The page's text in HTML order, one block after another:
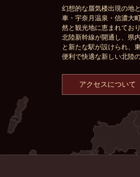
幻想的な蜃気楼出現の地
車・宇奈月温泉・信濃大
然と観光地に恵まれており
北陸新幹線が開通し、県
と新たな駅が設けられ、
便利で快適な新しい北陸
アクセスについて